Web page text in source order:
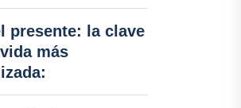
presente: la clave
más